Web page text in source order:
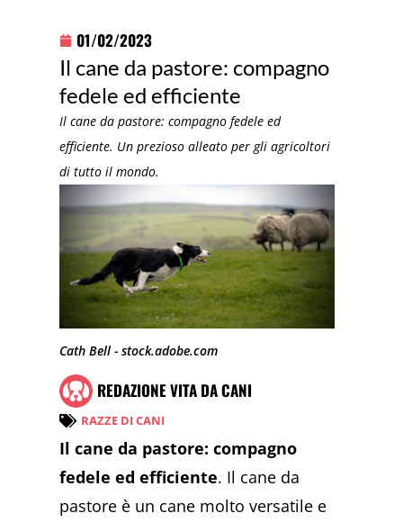
01/02/2023
Il cane da pastore: compagno
fedele ed efficiente
Il cane da pastore: compagno fedele ed
efficiente. Un prezioso alleato per gli agricoltori
di tutto il mondo.
Cath Bell - stock.adobe.com
REDAZIONE VITA DA CANI
RAZZE DI CANI
Il cane da pastore: compagno
fedele ed efficiente. Il cane da
pastore è un cane molto versatile e